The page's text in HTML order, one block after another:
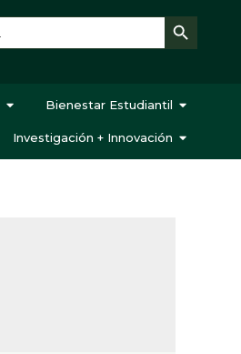
Botón de búsqueda
Bienestar Estudiantil
Investigación + Innovación